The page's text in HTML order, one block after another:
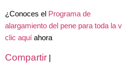
¿Conoces el Programa de
alargamiento del pene para toda la
clic aquí ahora
Compartir